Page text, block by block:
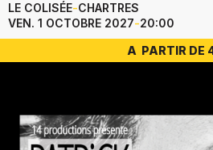
LE COLISÉE-CHARTRES
VEN. 1 OCTOBRE 2027-20:00
A PARTIR DE